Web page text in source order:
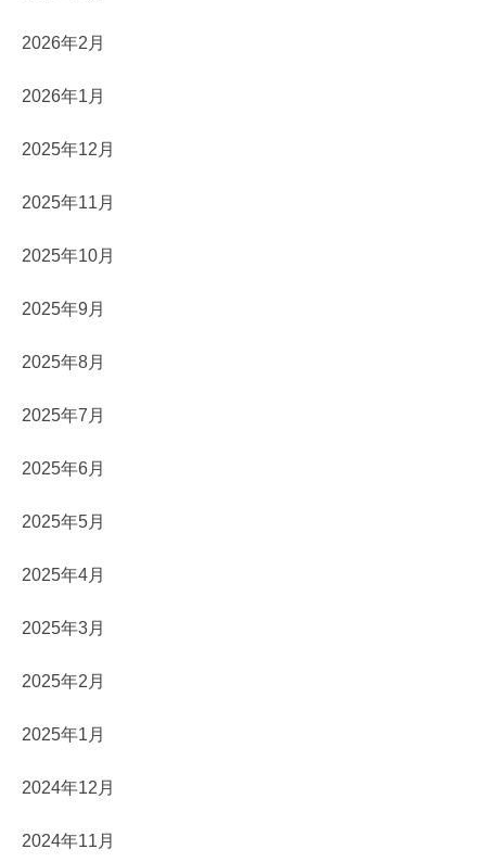
2026年2月
2026年1月
2025年12月
2025年11月
2025年10月
2025年9月
2025年8月
2025年7月
2025年6月
2025年5月
2025年4月
2025年3月
2025年2月
2025年1月
2024年12月
2024年11月